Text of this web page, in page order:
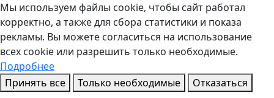
Мы используем файлы cookie, чтобы сайт работал
корректно, а также для сбора статистики и показа
рекламы. Вы можете согласиться на использование
всех cookie или разрешить только необходимые.
Подробнее
Принять все
Только необходимые Отказаться